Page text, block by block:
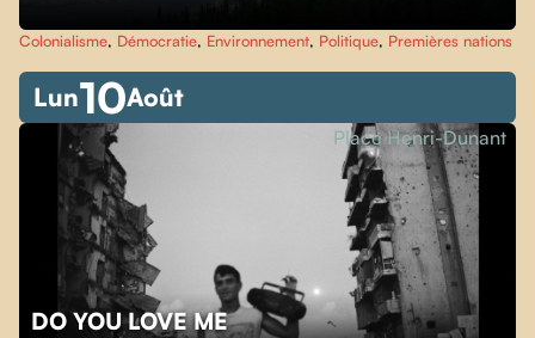
Colonialisme, Démocratie, Environnement, Politique, Premières nations
Lun10Août
DO YOU LOVE ME
Place Henri-Dunant